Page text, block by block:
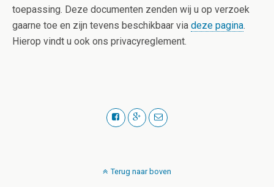
toepassing. Deze documenten zenden wij u op verzoek
gaarne toe en zijn tevens beschikbaar via deze pagina.
Hierop vindt u ook ons privacyreglement.
Terug naar boven